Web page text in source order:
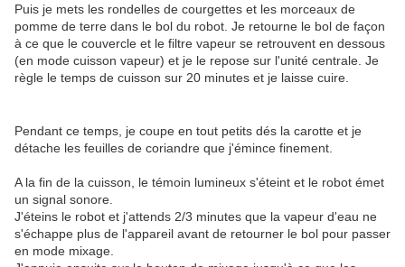
Puis je mets les rondelles de courgettes et les morceaux de
pomme de terre dans le bol du robot. Je retourne le bol de façon
à ce que le couvercle et le filtre vapeur se retrouvent en dessous
(en mode cuisson vapeur) et je le repose sur l'unité centrale. Je
règle le temps de cuisson sur 20 minutes et je laisse cuire.
Pendant ce temps, je coupe en tout petits dés la carotte et je
détache les feuilles de coriandre que j'émince finement.
A la fin de la cuisson, le témoin lumineux s'éteint et le robot émet
un signal sonore.
J'éteins le robot et j'attends 2/3 minutes que la vapeur d'eau ne
s'échappe plus de l'appareil avant de retourner le bol pour passer
en mode mixage.